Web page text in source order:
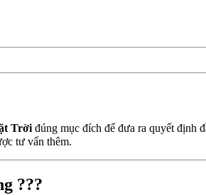
Trời đúng mục đích để đưa ra quyết định
tư vấn thêm.
???